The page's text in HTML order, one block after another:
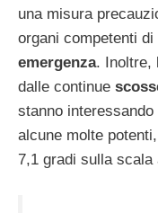
una misura
organi competenti
emergenza. Inoltre,
dalle continue
stanno interessando
alcune molte
7,1 gradi sulla scala